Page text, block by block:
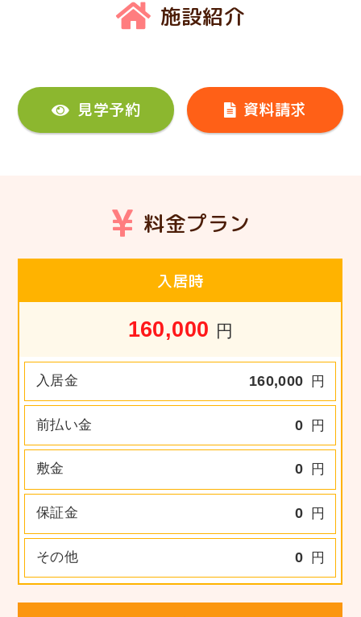
施設紹介
見学予約 資料請求
料金プラン
入居時
160,000 円
入居金 160,000 円
前払い金 0 円
敷金 0 円
保証金 0 円
その他 0 円